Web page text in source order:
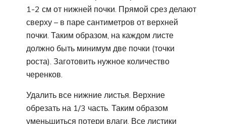
1-2 см от нижней почки. Прямой срез делают
сверху – в паре сантиметров от верхней
почки. Таким образом, на каждом листе
должно быть минимум две почки (точки
роста). Заготовить нужное количество
черенков.
Удалить все нижние листья. Верхние
обрезать на 1/3 часть. Таким образом
уменьшиться потери влаги. Все листики